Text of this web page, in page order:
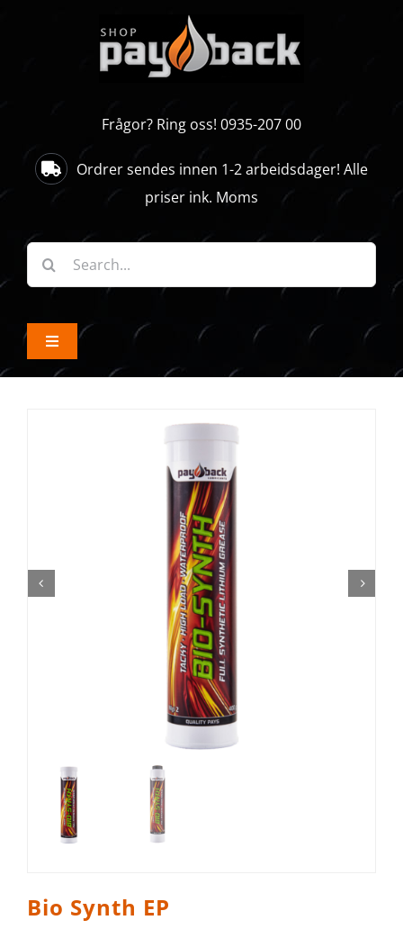
Frågor? Ring oss! 0935-207 00
Ordrer sendes innen 1-2 arbeidsdager! Alle
priser ink. Moms
Søk
etter:
Toggle
Navigation
AKTUELLE KAMPANJER
Bio Synth EP